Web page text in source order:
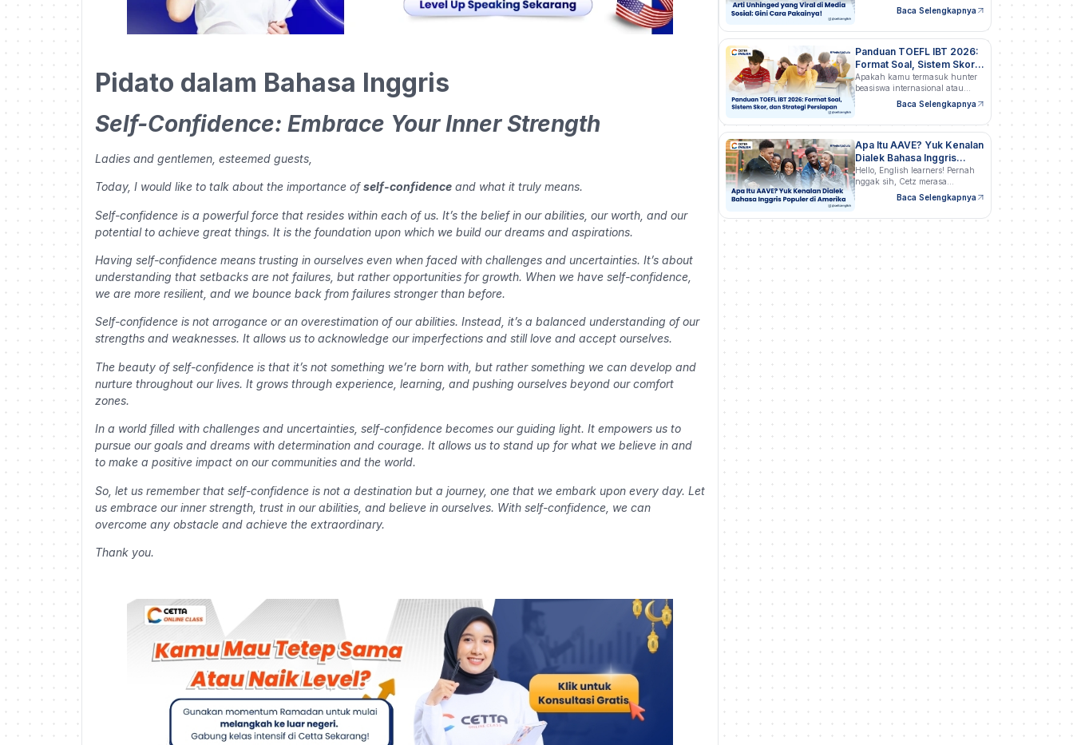
Pidato dalam Bahasa Inggris
Self-Confidence: Embrace Your Inner Strength
Ladies and gentlemen, esteemed guests,
Today, I would like to talk about the importance ofself-confidence and what it truly means.
Self-confidence is a powerful force that resides within each of us. It’s the belief in our abilities, our worth, and our
potential to achieve great things. It is the foundation upon which we build our dreams and aspirations.
Having self-confidence means trusting in ourselves even when faced with challenges and uncertainties. It’s about
understanding that setbacks are not failures, but rather opportunities for growth. When we have self-confidence,
we are more resilient, and we bounce back from failures stronger than before.
Self-confidence is not arrogance or an overestimation of our abilities. Instead, it’s a balanced understanding of our
strengths and weaknesses. It allows us to acknowledge our imperfections and still love and accept ourselves.
The beauty of self-confidence is that it’s not something we’re born with, but rather something we can develop and
nurture throughout our lives. It grows through experience, learning, and pushing ourselves beyond our comfort
zones.
In a world filled with challenges and uncertainties, self-confidence becomes our guiding light. It empowers us to
pursue our goals and dreams with determination and courage. It allows us to stand up for what we believe in and
to make a positive impact on our communities and the world.
So, let us remember that self-confidence is not a destination but a journey, one that we embark upon every day. Let
us embrace our inner strength, trust in our abilities, and believe in ourselves. With self-confidence, we can
overcome any obstacle and achieve the extraordinary.
Thank you.
Baca Selengkapnya
Panduan TOEFL IBT 2026:
Format Soal, Sistem Skor,
dan Strategi Persiapan
Apakah kamu termasuk hunter
beasiswa internasional atau
profesional…Baca Selengkapnya
Apa Itu AAVE? Yuk Kenalan
Dialek Bahasa Inggris
Populer di Amerika
Hello, English learners! Pernah
nggak sih, Cetz merasa…
Baca Selengkapnya